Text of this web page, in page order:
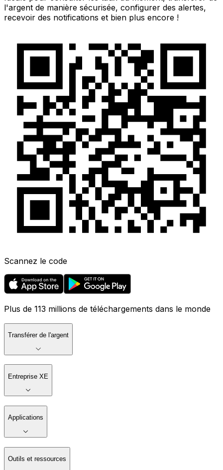
l'argent de manière sécurisée, configurer des alertes,
recevoir des notifications et bien plus encore !
Scannez le code
Plus de 113 millions de téléchargements dans le monde
Transférer de l'argent
Entreprise XE
Applications
Outils et ressources